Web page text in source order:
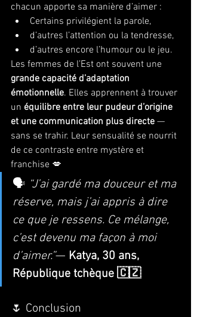
chacun apporte sa manière d’aimer :
Certains privilégient la parole,
d’autres l’attention ou la tendresse,
d’autres encore l’humour ou le jeu.
Les femmes de l’Est ont souvent une
grande capacité d’adaptation
émotionnelle. Elles apprennent à trouver
un équilibre entre leur pudeur d’origine
et une communication plus directe —
sans se trahir. Leur sensualité se nourrit
de ce contraste entre mystère et
franchise 💋
🗣️ “J’ai gardé ma douceur et ma
réserve, mais j’ai appris à dire
ce que je ressens. Ce mélange,
c’est devenu ma façon à moi
d’aimer.”— Katya, 30 ans,
République tchèque 🇨🇿
🌷 Conclusion